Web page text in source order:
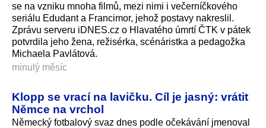
se na vzniku mnoha filmů, mezi nimi i večerníčkového
seriálu Edudant a Francimor, jehož postavy nakreslil.
Zprávu serveru iDNES.cz o Hlavatého úmrtí ČTK v pátek
potvrdila jeho žena, režisérka, scénáristka a pedagožka
Michaela Pavlátová.
minulý měsíc
Klopp se vrací na lavičku. Cíl je jasný: vrátit
Němce na vrchol
Německý fotbalový svaz dnes podle očekávání jmenoval